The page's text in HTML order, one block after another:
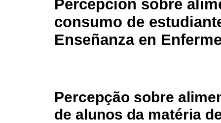
Percepción sobre
consumo de
Enseñanza en
Percepção sobre
de alunos da matéria